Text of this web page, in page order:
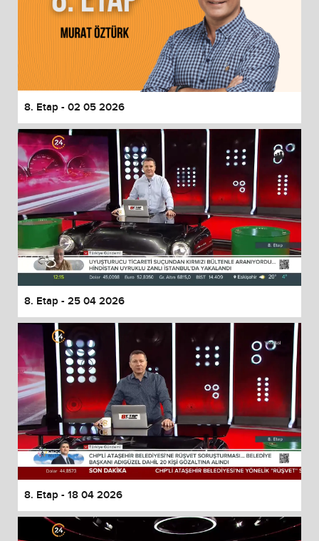
8. Etap - 02 05 2026
8. Etap - 25 04 2026
8. Etap - 18 04 2026